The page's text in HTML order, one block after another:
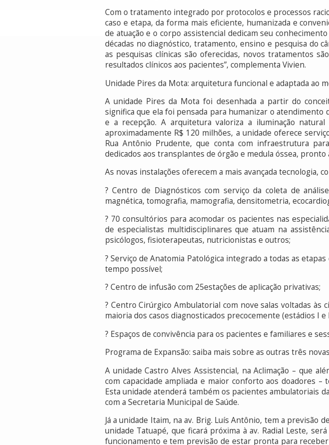
Com o tratamento integrado por protocolos e processos
caso e etapa, da forma mais eficiente, humanizada e
de atuação e o corpo assistencial dedicam seu
décadas no diagnóstico, tratamento, ensino e pesquisa do
as pesquisas clínicas são oferecidas, novos tratamentos
resultados clínicos aos pacientes”, complementa Vivien.
Unidade Pires da Mota: arquitetura funcional e adaptada ao
A unidade Pires da Mota foi desenhada a partir do
significa que ela foi pensada para humanizar o atendimento
e a recepção. A arquitetura valoriza a iluminação
aproximadamente R$ 120 milhões, a unidade oferece
Rua Antônio Prudente, que conta com infraestrutura
dedicados aos transplantes de órgão e medula óssea,
As novas instalações oferecem a mais avançada tecnologia,
? Centro de Diagnósticos com serviço da coleta de
magnética, tomografia, mamografia, densitometria,
? 70 consultórios para acomodar os pacientes nas
de especialistas multidisciplinares que atuam na
psicólogos, fisioterapeutas, nutricionistas e outros;
? Serviço de Anatomia Patológica integrado a todas as
tempo possível;
? Centro de infusão com 25estações de aplicação privativas;
? Centro Cirúrgico Ambulatorial com nove salas voltadas
maioria dos casos diagnosticados precocemente (estádios I
? Espaços de convivência para os pacientes e familiares e
Programa de Expansão: saiba mais sobre as outras três
A unidade Castro Alves Assistencial, na Aclimação – que
com capacidade ampliada e maior conforto aos doadores
Esta unidade atenderá também os pacientes ambulatoriais
com a Secretaria Municipal de Saúde.
Já a unidade Itaim, na av. Brig. Luís Antônio, tem a previsão
unidade Tatuapé, que ficará próxima à av. Radial Leste,
funcionamento e tem previsão de estar pronta para